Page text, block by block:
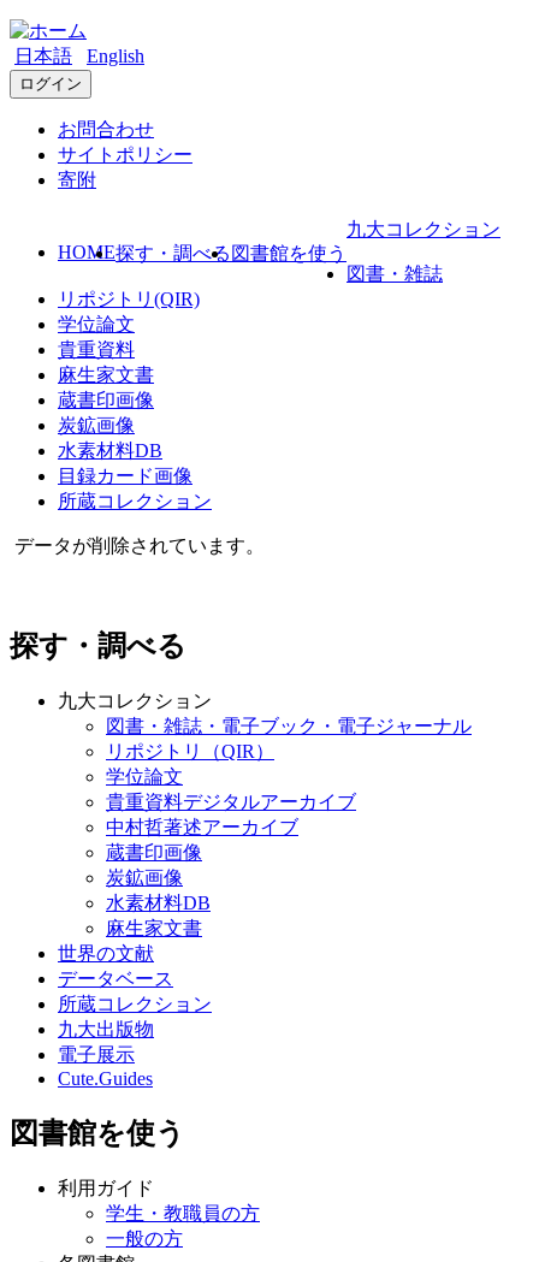
日本語 English
ログイン
お問合わせ
サイトポリシー
寄附
HOME探す・調べる 図書館を使う
九大コレクション
図書・雑誌
リポジトリ(QIR)
学位論文
貴重資料
麻生家文書
蔵書印画像
炭鉱画像
水素材料DB
目録カード画像
所蔵コレクション
データが削除されています。
探す・調べる
九大コレクション
図書・雑誌・電子ブック・電子ジャーナル
リポジトリ（QIR）
学位論文
貴重資料デジタルアーカイブ
中村哲著述アーカイブ
蔵書印画像
炭鉱画像
水素材料DB
麻生家文書
世界の文献
データベース
所蔵コレクション
九大出版物
電子展示
Cute.Guides
図書館を使う
利用ガイド
学生・教職員の方
一般の方